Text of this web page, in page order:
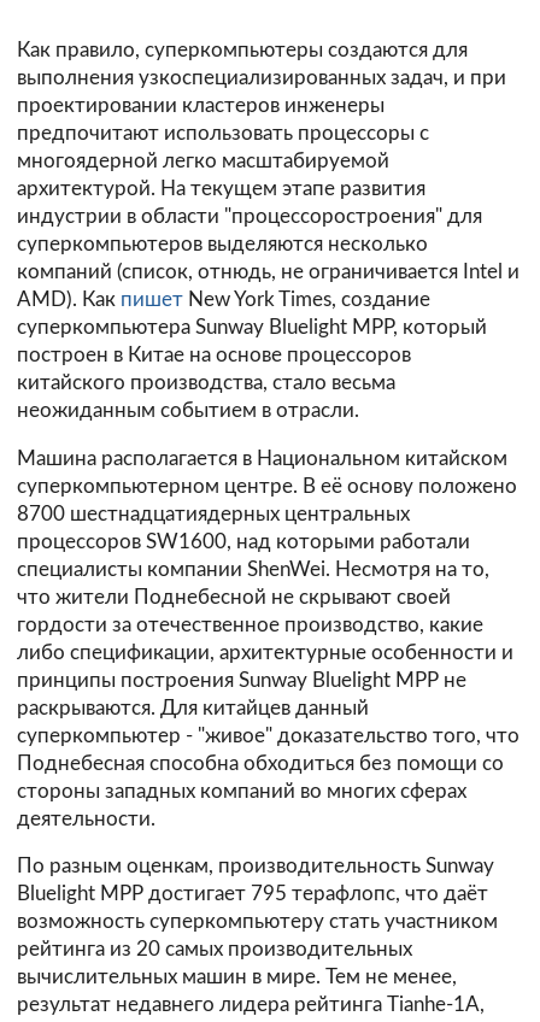
Как правило, суперкомпьютеры создаются для
выполнения узкоспециализированных задач, и при
проектировании кластеров инженеры
предпочитают использовать процессоры с
многоядерной легко масштабируемой
архитектурой. На текущем этапе развития
индустрии в области "процессоростроения" для
суперкомпьютеров выделяются несколько
компаний (список, отнюдь, не ограничивается Intel и
AMD). Как пишет New York Times, создание
суперкомпьютера Sunway Bluelight MPP, который
построен в Китае на основе процессоров
китайского производства, стало весьма
неожиданным событием в отрасли.
Машина располагается в Национальном китайском
суперкомпьютерном центре. В её основу положено
8700 шестнадцатиядерных центральных
процессоров SW1600, над которыми работали
специалисты компании ShenWei. Несмотря на то,
что жители Поднебесной не скрывают своей
гордости за отечественное производство, какие
либо спецификации, архитектурные особенности и
принципы построения Sunway Bluelight MPP не
раскрываются. Для китайцев данный
суперкомпьютер - "живое" доказательство того, что
Поднебесная способна обходиться без помощи со
стороны западных компаний во многих сферах
деятельности.
По разным оценкам, производительность Sunway
Bluelight MPP достигает 795 терафлопс, что даёт
возможность суперкомпьютеру стать участником
рейтинга из 20 самых производительных
вычислительных машин в мире. Тем не менее,
результат недавнего лидера рейтинга Tianhe-1A,